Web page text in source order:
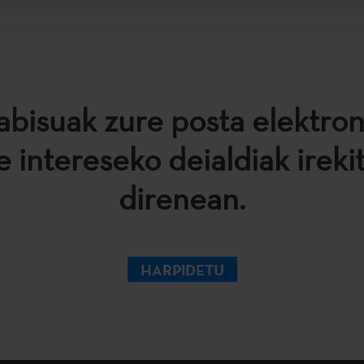
zure posta
intereseko deialdiak
direnean.
HARPIDETU